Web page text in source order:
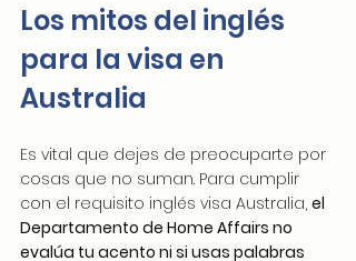
Los mitos del inglés
para la visa en
Australia
Es vital que dejes de preocuparte por
cosas que no suman. Para cumplir
con el requisito inglés visa Australia, el
Departamento de Home Affairs no
evalúa tu acento ni si usas palabras